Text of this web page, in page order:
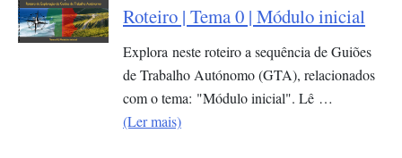
Roteiro | Tema 0 | Módulo inicial
Explora neste roteiro a sequência de Guiões
de Trabalho Autónomo (GTA), relacionados
com o tema: "Módulo inicial". Lê …
(Ler mais)